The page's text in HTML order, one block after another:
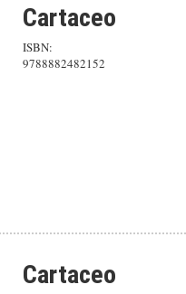
Cartaceo
ISBN:
9788882482152
Cartaceo